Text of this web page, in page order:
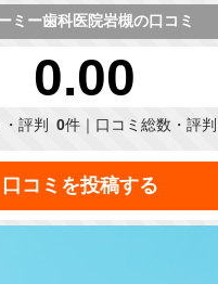
ミー歯科医院岩槻の口コミ
0.00
評判 0件｜口コミ総数・評判
口コミを投稿する